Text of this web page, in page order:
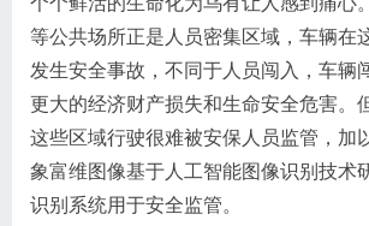
等公共场所正是人员密集区域，车辆在
发生安全事故，不同于人员闯入，车辆
更大的经济财产损失和生命安全危害。
这些区域行驶很难被安保人员监管，加
象富维图像基于人工智能图像识别技术
识别系统用于安全监管。